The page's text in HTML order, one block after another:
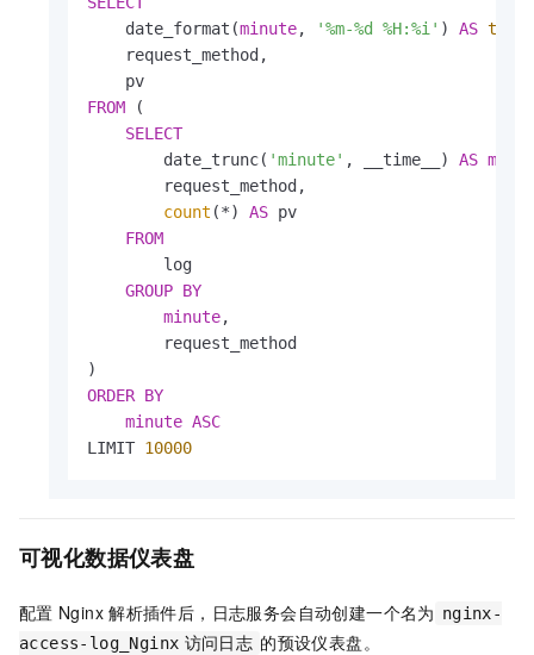
    date_format(
minute, '%m-%d %H:%i' ) AS time
    request_method,
FROM (
SELECT
        date_trunc(
'minute' , __time__) AS
        request_method,
count (*) AS pv
FROM
        log
GROUP BY
minute,
        request_method
ORDER BY
minute ASC
LIMIT 10000
可视化数据仪表盘
配置 Nginx 解析插件后，日志服务会自动创建一个名为 nginx-
access-log_Nginx 访问日志 的预设仪表盘。